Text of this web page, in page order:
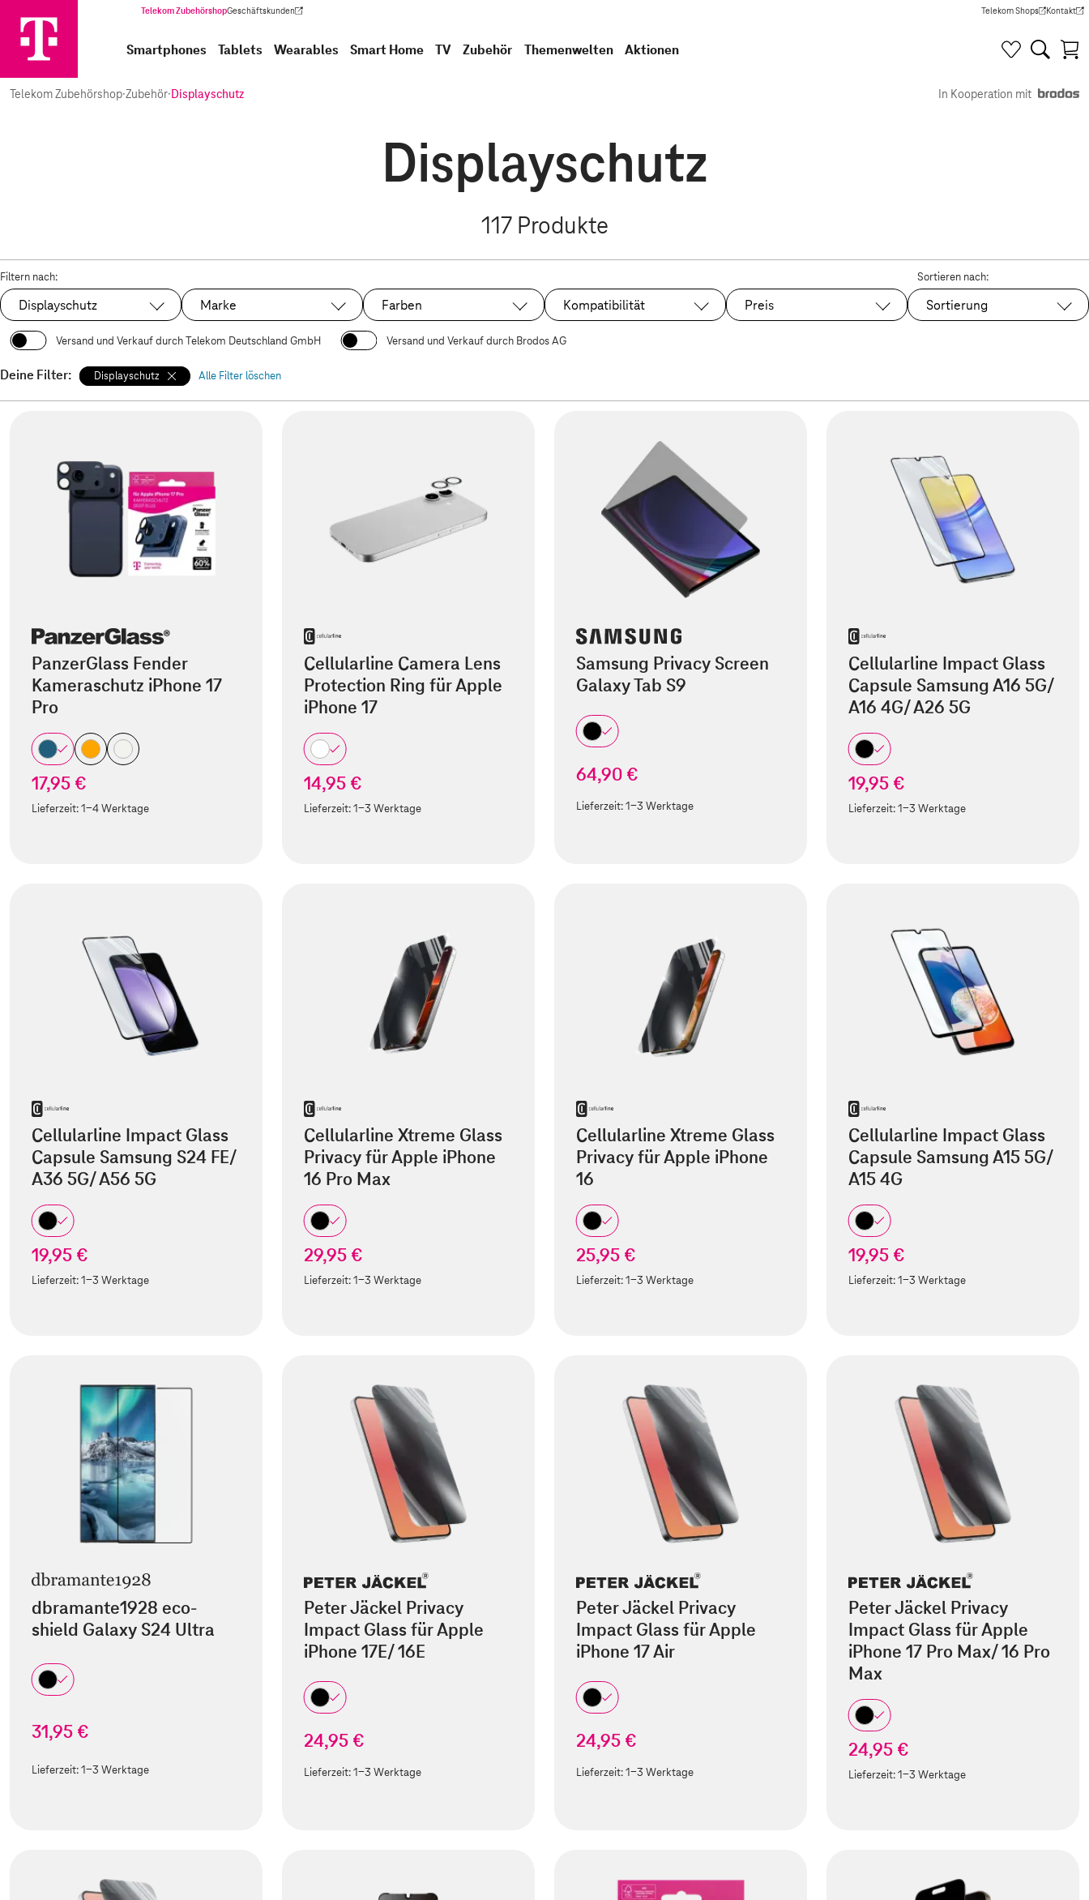
Telekom ZubehörshopGeschäftskunden
(Wird in einem neuen Tab geöffnet) Telekom Shops
(Wird in einem neuen Tab
Kontakt
(Wird in
Smartphones Tablets Wearables Smart Home TV Zubehör Themenwelten Aktionen
Telekom Zubehörshop·Zubehör·Displayschutz In Kooperation mit
Displayschutz
117 Produkte
Filtern nach:
Ausgewählt:
Displayschutz Marke Farben Kompatibilität Preis
Sortieren nach:
Sortierung
Versand und Verkauf durch Telekom Deutschland GmbH Versand und Verkauf durch Brodos AG
Deine Filter: Displayschutz Alle Filter löschen
PanzerGlass Fender
Kameraschutz iPhone 17
Pro
17,95 €
Lieferzeit:1-4 Werktage
Cellularline Camera Lens
Protection Ring für Apple
iPhone 17
14,95 €
Lieferzeit:1-3 Werktage
Samsung Privacy Screen
Galaxy Tab S9
64,90 €
Lieferzeit:1-3 Werktage
Cellularline Impact Glass
Capsule Samsung A16 5G/
A16 4G/ A26 5G
19,95 €
Lieferzeit:1-3 Werktage
Cellularline Impact Glass
Capsule Samsung S24 FE/
A36 5G/ A56 5G
19,95 €
Lieferzeit:1-3 Werktage
Cellularline Xtreme Glass
Privacy für Apple iPhone
16 Pro Max
29,95 €
Lieferzeit:1-3 Werktage
Cellularline Xtreme Glass
Privacy für Apple iPhone
16
25,95 €
Lieferzeit:1-3 Werktage
Cellularline Impact Glass
Capsule Samsung A15 5G/
A15 4G
19,95 €
Lieferzeit:1-3 Werktage
dbramante1928 eco-
shield Galaxy S24 Ultra
31,95 €
Lieferzeit:1-3 Werktage
Peter Jäckel Privacy
Impact Glass für Apple
iPhone 17E/ 16E
24,95 €
Lieferzeit:1-3 Werktage
Peter Jäckel Privacy
Impact Glass für Apple
iPhone 17 Air
24,95 €
Lieferzeit:1-3 Werktage
Peter Jäckel Privacy
Impact Glass für Apple
iPhone 17 Pro Max/ 16 Pro
Max
24,95 €
Lieferzeit:1-3 Werktage